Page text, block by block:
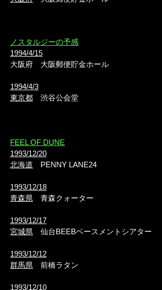
ノスタルジーの予感
1994/4/15
大阪府 大阪郵便貯金ホール
1994/4/3
東京都 渋谷公会堂
FEEL OF DUNE
1993/12/20
北海道 PENNY LANE24
1993/12/18
青森県 青森クォーター
1993/12/17
宮城県 仙台BEEBベースメントシアター
1993/12/12
群馬県 前橋ラタン
1993/12/10